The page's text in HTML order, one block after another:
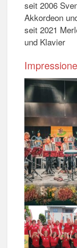
seit 2006
Akkordeon
seit 2021
und Klavier